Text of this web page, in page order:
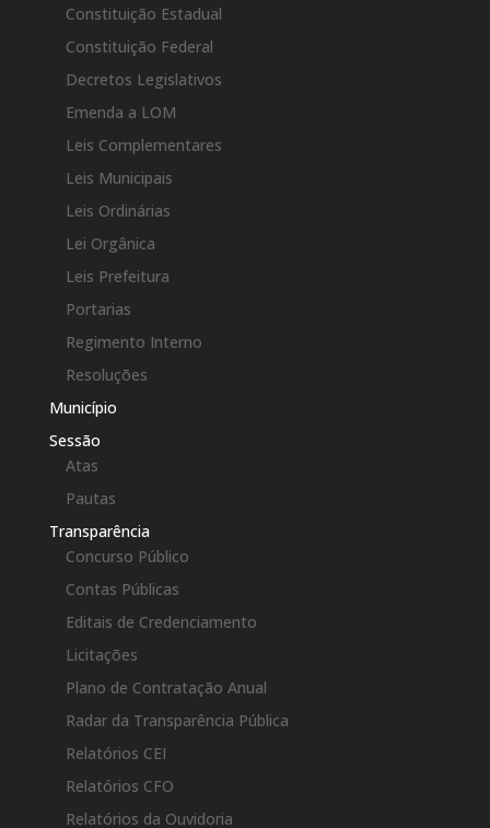
Constituição Estadual
Constituição Federal
Decretos Legislativos
Emenda a LOM
Leis Complementares
Leis Municipais
Leis Ordinárias
Lei Orgânica
Leis Prefeitura
Portarias
Regimento Interno
Resoluções
Município
Sessão
Atas
Pautas
Transparência
Concurso Público
Contas Públicas
Editais de Credenciamento
Licitações
Plano de Contratação Anual
Radar da Transparência Pública
Relatórios CEI
Relatórios CFO
Relatórios da Ouvidoria